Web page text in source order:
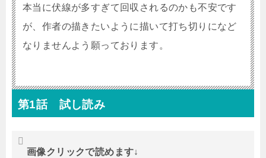
本当に伏線が多すぎて回収されるのかも不安です
が、作者の描きたいように描いて打ち切りになど
なりませんよう願っております。
第1話 試し読み
画像クリックで読めます↓